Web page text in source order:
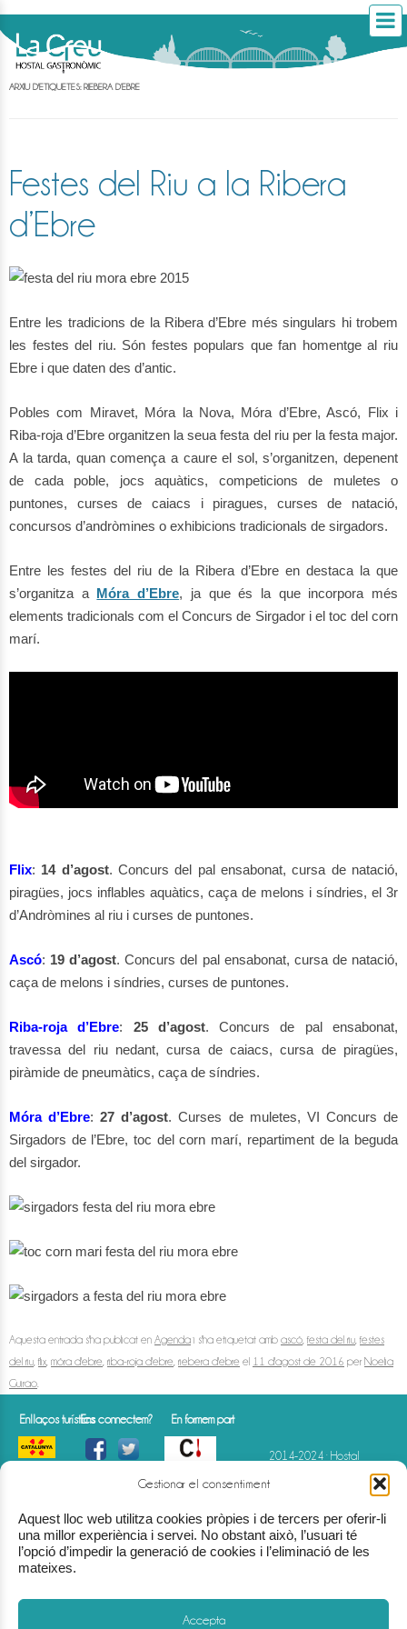
Gestionar el consentiment
Aquest lloc web utilitza cookies pròpies i de tercers per oferir-li
una millor experiència i servei. No obstant això, l’usuari té
l’opció d’impedir la generació de cookies i l’eliminació de les
mateixes.
Accepta
ARXIU D'ETIQUETES:RIEBERA D’EBRE
Festes del Riu a la Ribera
d’Ebre
Entre les tradicions de la Ribera d’Ebre més singulars hi trobem
les festes del riu. Són festes populars que fan homentge al riu
Ebre i que daten des d’antic.
Pobles com Miravet, Móra la Nova, Móra d’Ebre, Ascó, Flix i
Riba-roja d’Ebre organitzen la seua festa del riu per la festa major.
A la tarda, quan comença a caure el sol, s’organitzen, depenent
de cada poble, jocs aquàtics, competicions de muletes o
puntones, curses de caiacs i piragues, curses de natació,
concursos d’andròmines o exhibicions tradicionals de sirgadors.
Entre les festes del riu de la Ribera d’Ebre en destaca la que
s’organitza a Móra d’Ebre, ja que és la que incorpora més
elements tradicionals com el Concurs de Sirgador i el toc del corn
marí.
Flix: 14 d’agost. Concurs del pal ensabonat, cursa de natació,
piragües, jocs inflables aquàtics, caça de melons i síndries, el 3r
d’Andròmines al riu i curses de puntones.
Ascó: 19 d’agost. Concurs del pal ensabonat, cursa de natació,
caça de melons i síndries, curses de puntones.
Riba-roja d’Ebre: 25 d’agost. Concurs de pal ensabonat,
travessa del riu nedant, cursa de caiacs, cursa de piragües,
piràmide de pneumàtics, caça de síndries.
Móra d’Ebre:27 d’agost. Curses de muletes, VI Concurs de
Sirgadors de l’Ebre, toc del corn marí, repartiment de la beguda
del sirgador.
Aquesta entrada s'ha publicat en Agendai s'ha etiquetat amb ascó festa del riu festes
del riu flix móra d'ebre riba-roja d'ebre riebera d'ebre el 11 d'agost de 2016 per Noelia
Guirao
Enllaços turísticsEns connectem? En formem part
2014-2024 · Hostal
(Tarragona) (+34) 977 40 07 07
info@hostallacreu.com